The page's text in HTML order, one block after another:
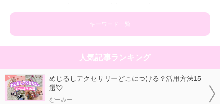
キーワード一覧
人気記事ランキング
めじるしアクセサリーどこにつける？活用方法15
選💘
むーみー